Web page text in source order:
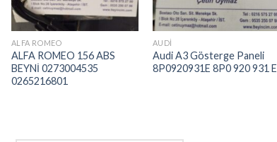
ALFA ROMEO
ALFA ROMEO 156 ABS
BEYNİ 0273004535
0265216801
AUDI
Audi A3 Gösterge Paneli
8P0920931E 8P0 920 931 E